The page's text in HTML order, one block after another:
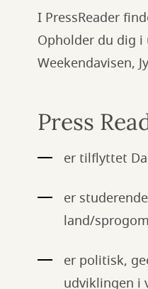
I PressReader
Opholder du dig i
Weekendavisen,
Press
er tilflyttet
er
land/
er politisk,
udviklingen i